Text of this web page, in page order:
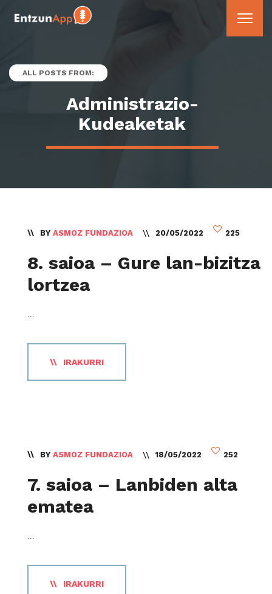
ALL POSTS FROM:
Administrazio-
Kudeaketak
BY ASMOZ FUNDAZIOA 20/05/2022 225
8. saioa – Gure lan-bizitza
lortzea
...
IRAKURRI
BY ASMOZ FUNDAZIOA 18/05/2022 252
7. saioa – Lanbiden alta
ematea
...
IRAKURRI